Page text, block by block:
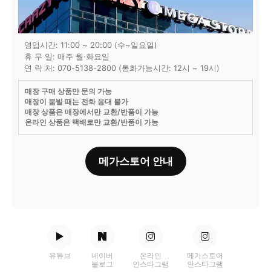
영업시간: 11:00 ~ 20:00 (수~일요일)
휴 무 일: 매주 월·화요일
연 락 처: 070-5138-2800 (통화가능시간: 12시 ~ 19시)
매장 구매 상품만 문의 가능
매장이 붐빌 때는 전화 응대 불가
매장 상품은 매장에서만 교환/반품이 가능
온라인 상품은 택배로만 교환/반품이 가능
메가스토어 안내
유튜브
네이버
블로그
온라인
인스타그램
메가스토어
인스타그램